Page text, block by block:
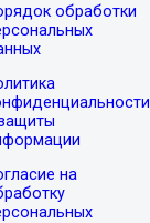
обработки
на